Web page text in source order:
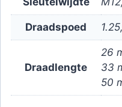
Draadspoed
Draadlengte
26
33
50